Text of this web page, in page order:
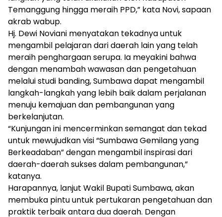
Temanggung hingga meraih PPD,” kata Novi, sapaan
akrab wabup.
Hj. Dewi Noviani menyatakan tekadnya untuk
mengambil pelajaran dari daerah lain yang telah
meraih penghargaan serupa. Ia meyakini bahwa
dengan menambah wawasan dan pengetahuan
melalui studi banding, Sumbawa dapat mengambil
langkah-langkah yang lebih baik dalam perjalanan
menuju kemajuan dan pembangunan yang
berkelanjutan.
“Kunjungan ini mencerminkan semangat dan tekad
untuk mewujudkan visi “Sumbawa Gemilang yang
Berkeadaban” dengan mengambil inspirasi dari
daerah-daerah sukses dalam pembangunan,”
katanya.
Harapannya, lanjut Wakil Bupati Sumbawa, akan
membuka pintu untuk pertukaran pengetahuan dan
praktik terbaik antara dua daerah. Dengan